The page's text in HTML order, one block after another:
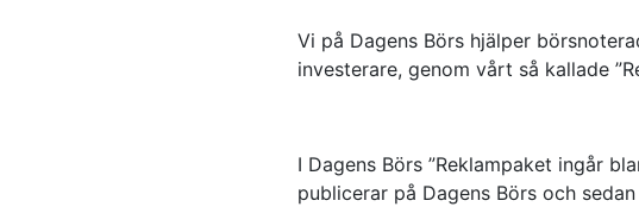
Vi på Dagens Börs hjälper
investerare, genom vårt så kallade
I Dagens Börs ”Reklampaket ingår
publicerar på Dagens Börs och